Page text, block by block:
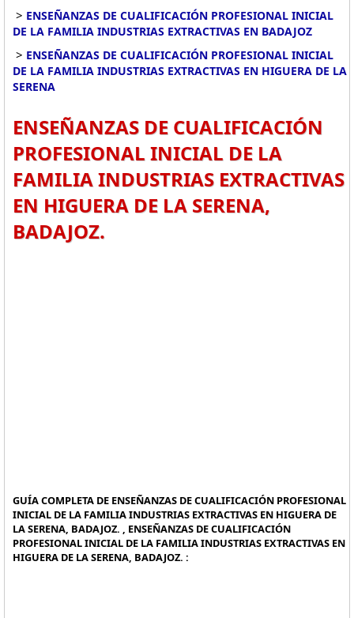
> ENSEÑANZAS DE CUALIFICACIÓN PROFESIONAL INICIAL
DE LA FAMILIA INDUSTRIAS EXTRACTIVAS EN BADAJOZ
> ENSEÑANZAS DE CUALIFICACIÓN PROFESIONAL INICIAL
DE LA FAMILIA INDUSTRIAS EXTRACTIVAS EN HIGUERA DE LA
SERENA
ENSEÑANZAS DE CUALIFICACIÓN
PROFESIONAL INICIAL DE LA
FAMILIA INDUSTRIAS EXTRACTIVAS
EN HIGUERA DE LA SERENA,
BADAJOZ.
GUÍA COMPLETA DE ENSEÑANZAS DE CUALIFICACIÓN PROFESIONAL
INICIAL DE LA FAMILIA INDUSTRIAS EXTRACTIVAS EN HIGUERA DE
LA SERENA, BADAJOZ. , ENSEÑANZAS DE CUALIFICACIÓN
PROFESIONAL INICIAL DE LA FAMILIA INDUSTRIAS EXTRACTIVAS EN
HIGUERA DE LA SERENA, BADAJOZ. :